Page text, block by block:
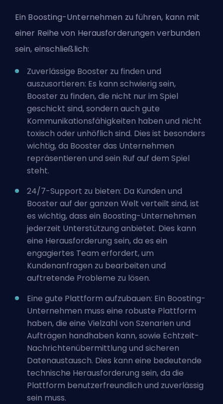
Ein Boosting-Unternehmen zu führen, kann mit
einer Reihe von Herausforderungen verbunden
sein, einschließlich:
Zuverlässige Booster zu finden und
auszusortieren: Es kann schwierig sein,
Booster zu finden, die nicht nur im Spiel
geschickt sind, sondern auch gute
Kommunikationsfähigkeiten haben und nicht
toxisch oder unhöflich sind. Dies ist besonders
wichtig, da Booster das Unternehmen
repräsentieren und sein Ruf auf dem Spiel
steht.
24/7-Support zu bieten: Da Kunden und
Booster auf der ganzen Welt verteilt sind, ist
es wichtig, dass ein Boosting-Unternehmen
jederzeit Unterstützung anbietet. Dies kann
eine Herausforderung sein, da es ein
engagiertes Team erfordert, um
Kundenanfragen zu bearbeiten und
auftretende Probleme zu lösen.
Eine gute Plattform aufzubauen: Ein Boosting-
Unternehmen muss eine robuste Plattform
haben, die eine Vielzahl von Szenarien und
Aufträgen handhaben kann, sowie Echtzeit-
Nachrichtenübermittlung und sicheren
Datenaustausch. Dies kann eine bedeutende
technische Herausforderung sein, da die
Plattform benutzerfreundlich und zuverlässig
sein muss.